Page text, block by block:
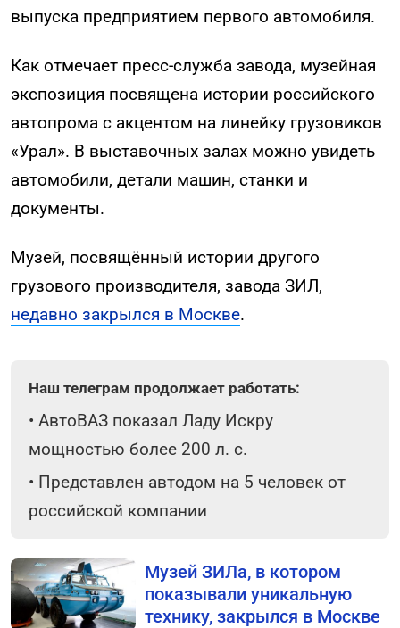
выпуска предприятием первого автомобиля.
Как отмечает пресс-служба завода, музейная
экспозиция посвящена истории российского
автопрома с акцентом на линейку грузовиков
«Урал». В выставочных залах можно увидеть
автомобили, детали машин, станки и
документы.
Музей, посвящённый истории другого
грузового производителя, завода ЗИЛ,
недавно закрылся в Москве.
Наш телеграм продолжает работать:
• АвтоВАЗ показал Ладу Искру
мощностью более 200 л. с.
• Представлен автодом на 5 человек от
российской компании
Музей ЗИЛа, в котором
показывали уникальную
технику, закрылся в Москве